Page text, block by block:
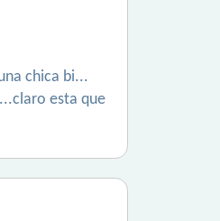
chica bi...
esta que